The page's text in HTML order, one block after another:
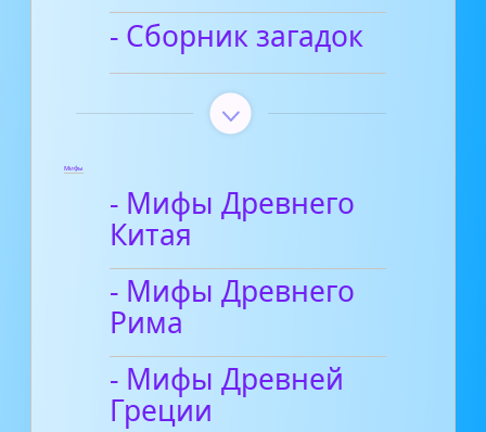
- Сборник загадок
Мифы
- Мифы Древнего
Китая
- Мифы Древнего
Рима
- Мифы Древней
Греции